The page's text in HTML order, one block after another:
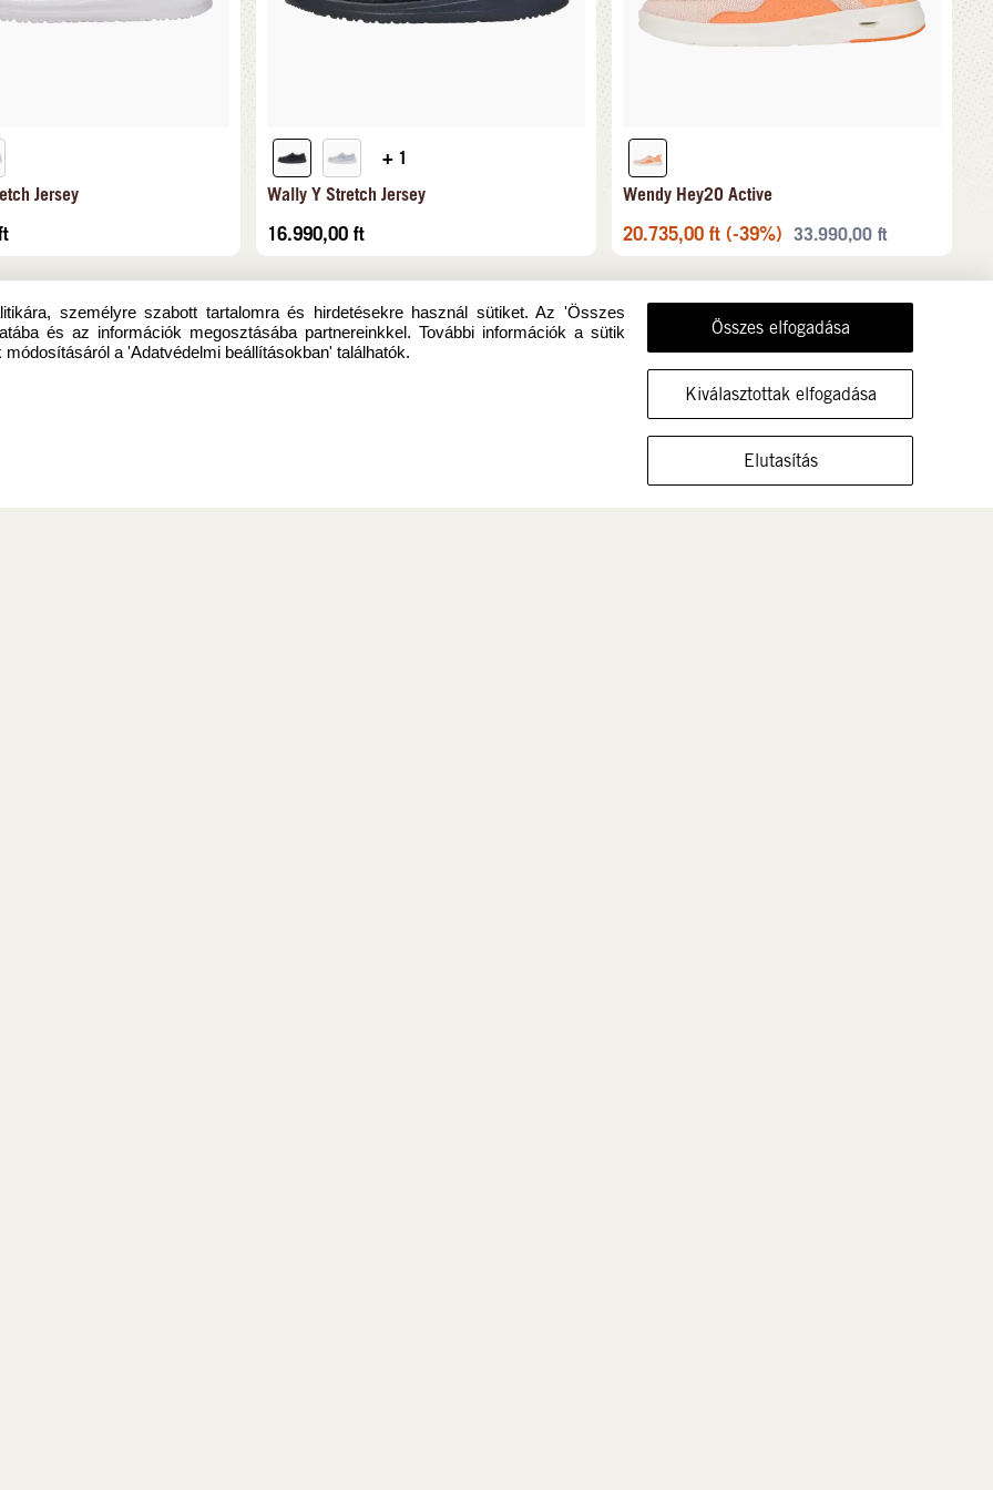
MUTASSA A CIPŐT EBBEN A MÉRETBEN
Jersey
+ 1
Wally Y Stretch Jersey
16.990,00 ft
Wendy Hey2O Active
20.735,00 ft (-39%) 33.990,00 ft
személyre szabott tartalomra és hirdetésekre használ sütiket. Az 'Összes
és az információk megosztásába partnereinkkel. További információk a sütik
a 'Adatvédelmi beállításokban' találhatók.
Összes elfogadása
Kiválasztottak elfogadása
Elutasítás